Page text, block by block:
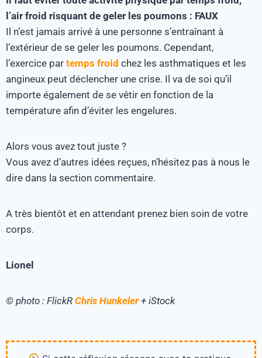
l’air froid risquant de geler les poumons : FAUX
Il n’est jamais arrivé à une personne s’entraînant à
l’extérieur de se geler les poumons. Cependant,
l’exercice par temps froid chez les asthmatiques et les
angineux peut déclencher une crise. Il va de soi qu’il
importe également de se vêtir en fonction de la
température afin d’éviter les engelures.
Alors vous avez tout juste ?
Vous avez d’autres idées reçues, n’hésitez pas à nous le
dire dans la section commentaire.
A très bientôt et en attendant prenez bien soin de votre
corps.
Lionel
© photo : FlickR Chris Hunkeler+ iStock